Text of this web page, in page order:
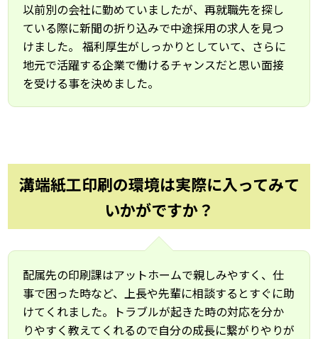
以前別の会社に勤めていましたが、再就職先を探し
ている際に新聞の折り込みで中途採用の求人を見つ
けました。 福利厚生がしっかりとしていて、さらに
地元で活躍する企業で働けるチャンスだと思い面接
を受ける事を決めました。
溝端紙工印刷の環境は実際に入ってみて
いかがですか？
配属先の印刷課はアットホームで親しみやすく、仕
事で困った時など、上長や先輩に相談するとすぐに助
けてくれました。トラブルが起きた時の対応を分か
りやすく教えてくれるので自分の成長に繋がりやりが